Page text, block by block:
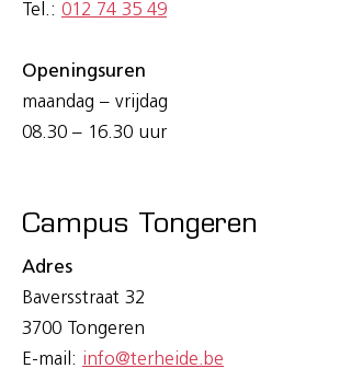
Tel.: 012 74 35 49
Openingsuren
maandag – vrijdag
08.30 – 16.30 uur
Campus Tongeren
Adres
Baversstraat 32
3700 Tongeren
E-mail: info@terheide.be